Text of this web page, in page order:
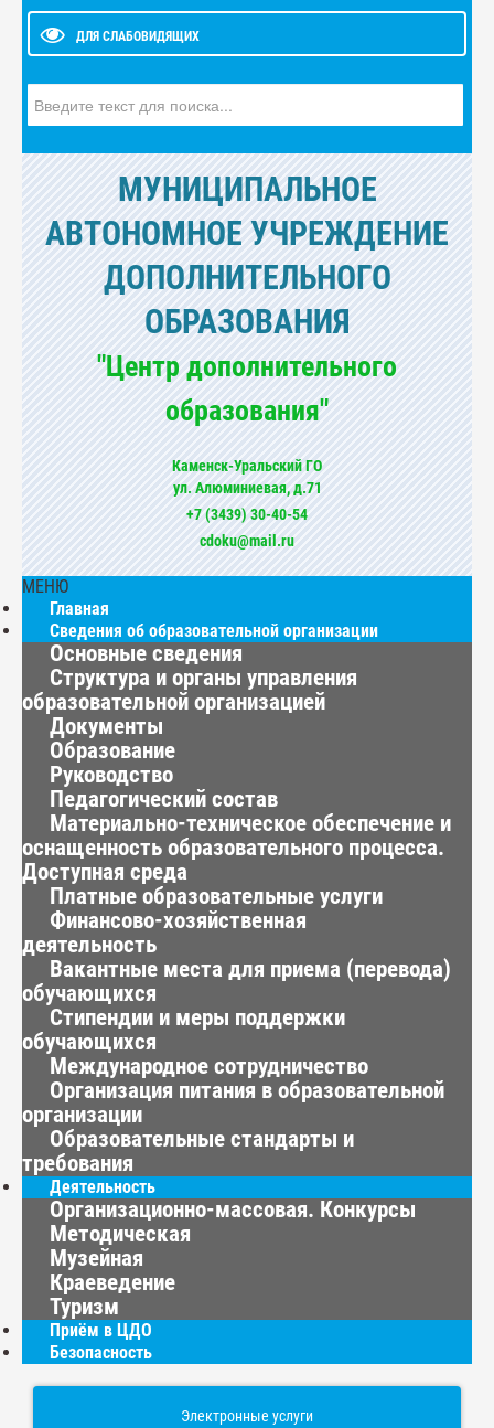
ДЛЯ СЛАБОВИДЯЩИХ
МУНИЦИПАЛЬНОЕ
АВТОНОМНОЕ УЧРЕЖДЕНИЕ
ДОПОЛНИТЕЛЬНОГО
ОБРАЗОВАНИЯ
"Центр дополнительного
образования"
Каменск-Уральский ГО
ул. Алюминиевая, д.71
+7 (3439) 30-40-54
cdoku@mail.ru
МЕНЮ
Главная
Сведения об образовательной организации
Основные сведения
Структура и органы управления
образовательной организацией
Документы
Образование
Руководство
Педагогический состав
Материально-техническое обеспечение и
оснащенность образовательного процесса.
Доступная среда
Платные образовательные услуги
Финансово-хозяйственная
деятельность
Вакантные места для приема (перевода)
обучающихся
Стипендии и меры поддержки
обучающихся
Международное сотрудничество
Организация питания в образовательной
организации
Образовательные стандарты и
требования
Деятельность
Организационно-массовая. Конкурсы
Методическая
Музейная
Краеведение
Туризм
Приём в ЦДО
Безопасность
Электронные услуги